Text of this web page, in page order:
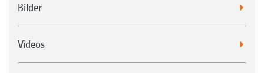
Bilder
Videos